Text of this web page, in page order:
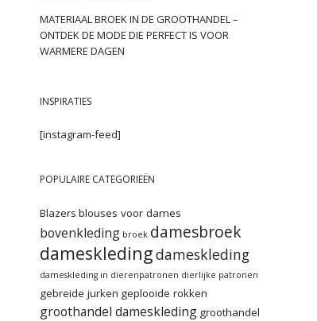
MATERIAAL BROEK IN DE GROOTHANDEL –
ONTDEK DE MODE DIE PERFECT IS VOOR
WARMERE DAGEN
INSPIRATIES
[instagram-feed]
POPULAIRE CATEGORIEËN
Blazers blouses voor dames
bovenkleding broek damesbroek
dameskledingdameskleding
dameskleding in dierenpatronen dierlijke patronen
gebreide jurken geplooide rokken
groothandel dameskleding groothandel